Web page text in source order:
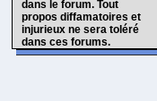
dans le forum. Tout
propos diffamatoires et
injurieux ne sera toléré
dans ces forums.